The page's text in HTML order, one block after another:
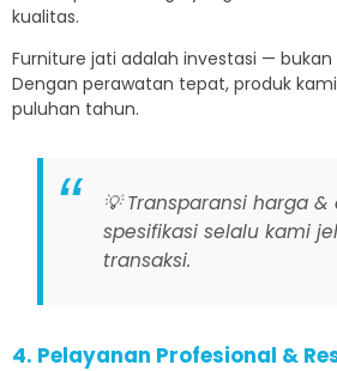
kualitas.
Furniture jati adalah investasi —
Dengan perawatan tepat, produk
puluhan tahun.
💡 Transparansi harga
spesifikasi selalu kami
transaksi.
4. Pelayanan Profesional &